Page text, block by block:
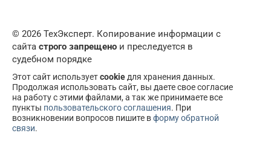
© 2026 ТехЭксперт. Копирование информации с
сайта строго запрещено и преследуется в
судебном порядке
Этот сайт используетcookieдля хранения данных.
Продолжая использовать сайт, вы даете свое согласие
на работу с этими файлами, а так же принимаете все
пункты пользовательского соглашения. При
возникновении вопросов пишите вформу обратной
связи.